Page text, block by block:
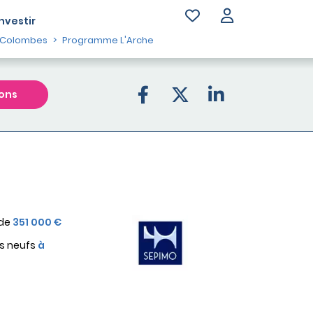
Programme L'Arche
351 000 €
neufs à